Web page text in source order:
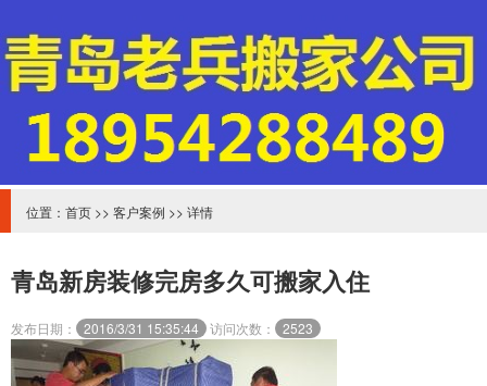
位置： 首页 >> 客户案例 >> 详情
青岛新房装修完房多久可搬家入住
发布日期： 2016/3/31 15:35:44 访问次数： 2523